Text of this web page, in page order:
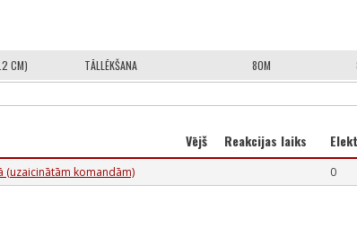
CM) TĀLLĒKŠANA 80M
Vējš Reakcijas laiks
(uzaicinātām komandām) 0